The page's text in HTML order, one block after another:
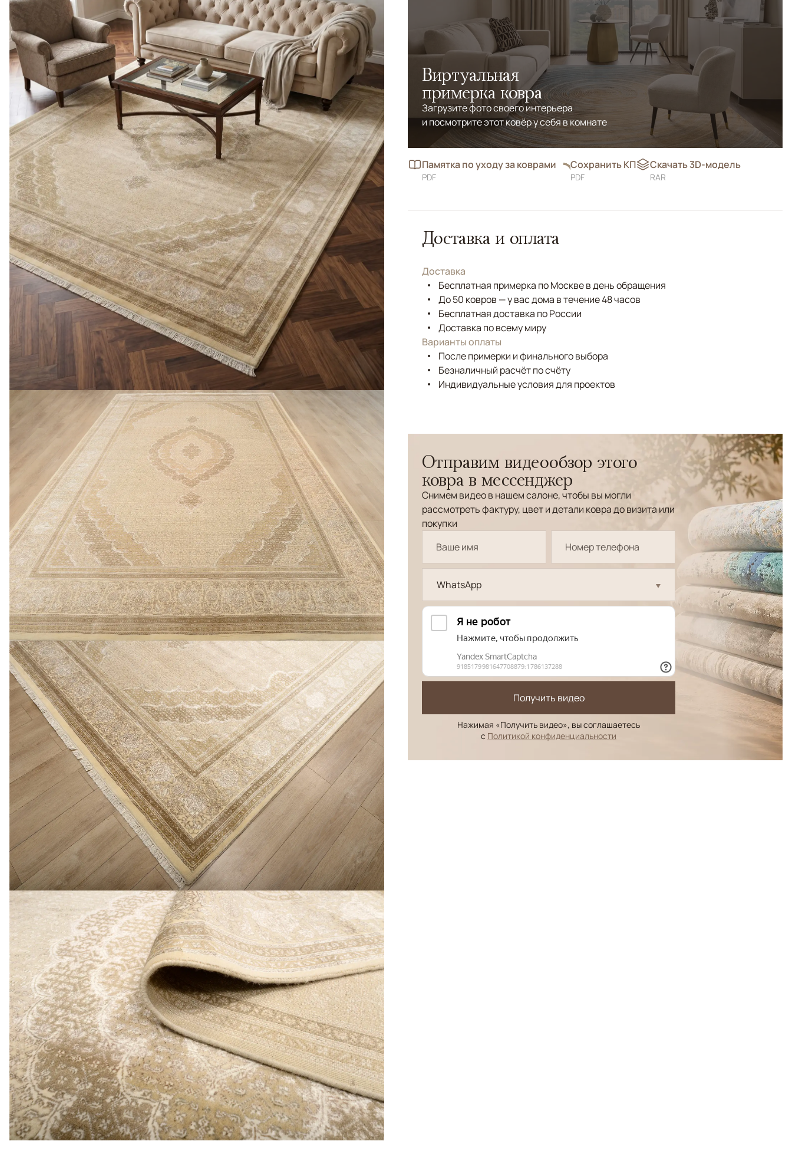
Виртуальная
примерка ковра
Загрузите фото своего интерьера
и посмотрите этот ковёр у себя в комнате
Памятка по уходу за коврами
PDF
Сохранить КП
PDF
Скачать 3D-модель
RAR
Доставка и оплата
Доставка
Бесплатная примерка по Москве в день обращения
До 50 ковров — у вас дома в течение 48 часов
Бесплатная доставка по России
Доставка по всему миру
Варианты оплаты
После примерки и финального выбора
Безналичный расчёт по счёту
Индивидуальные условия для проектов
Отправим видеообзор этого
ковра в мессенджер
Снимем видео в нашем салоне, чтобы вы могли
рассмотреть фактуру, цвет и детали ковра до визита или
покупки
WhatsApp
Получить видео
Нажимая «Получить видео», вы соглашаетесь
с Политикой конфиденциальности